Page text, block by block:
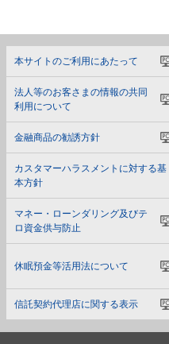
本サイトのご利用にあたって
法人等のお客さまの情報の共同
利用について
金融商品の勧誘方針
カスタマーハラスメントに対する基
本方針
マネー・ローンダリング及びテ
ロ資金供与防止
休眠預金等活用法について
信託契約代理店に関する表示